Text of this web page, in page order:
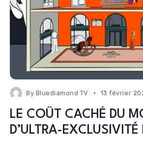
By Bluediamond TV 13 février
LE COÛT CACHÉ DU
D’ULTRA-EXCLUSIVITÉ